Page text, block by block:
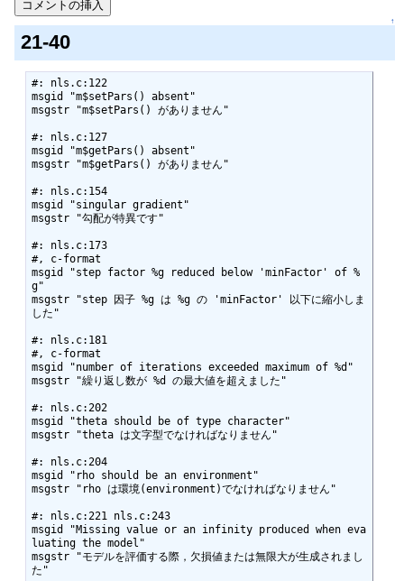
↑
21-40
#: nls.c:122
msgid "m$setPars() absent"
msgstr "m$setPars() がありません"
#: nls.c:127
msgid "m$getPars() absent"
msgstr "m$getPars() がありません"
#: nls.c:154
msgid "singular gradient"
msgstr "勾配が特異です"
#: nls.c:173
#, c-format
msgid "step factor %g reduced below 'minFactor' of %
g"
msgstr "step 因子 %g は %g の 'minFactor' 以下に縮小しま
した"
#: nls.c:181
#, c-format
msgid "number of iterations exceeded maximum of %d"
msgstr "繰り返し数が %d の最大値を超えました"
#: nls.c:202
msgid "theta should be of type character"
msgstr "theta は文字型でなければなりません"
#: nls.c:204
msgid "rho should be an environment"
msgstr "rho は環境(environment)でなければなりません"
#: nls.c:221 nls.c:243
msgid "Missing value or an infinity produced when eva
luating the model"
msgstr "モデルを評価する際，欠損値または無限大が生成されまし
た"